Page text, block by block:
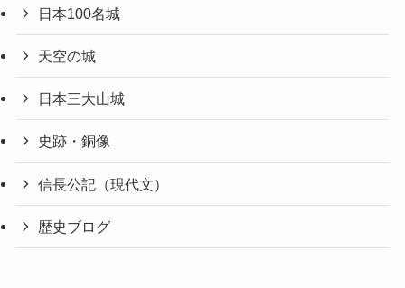
日本100名城
天空の城
日本三大山城
史跡・銅像
信長公記（現代文）
歴史ブログ